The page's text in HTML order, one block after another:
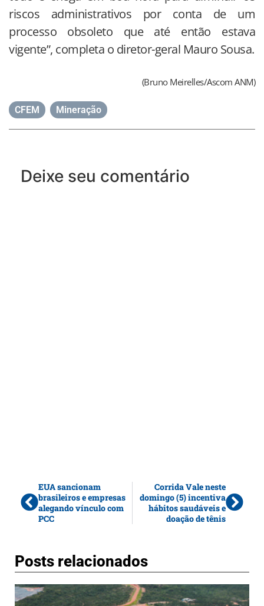
riscos administrativos por conta de um
processo obsoleto que até então estava
vigente”, completa o diretor-geral Mauro Sousa.
(Bruno Meirelles/Ascom ANM)
CFEM Mineração
Deixe seu comentário
EUA sancionam
brasileiros e empresas
alegando vínculo com
PCC
Corrida Vale neste
domingo (5) incentiva
hábitos saudáveis e
doação de tênis
Posts relacionados